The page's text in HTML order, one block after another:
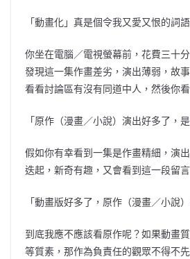
「動畫化」真是個令我又愛又恨的詞語
你坐在電腦／電視螢幕前，花費三十
發現這一集作畫差劣，演出薄弱，故
看看討論區有沒有同道中人，然後你
「原作（漫畫／小說）演出好多了，
假如你有幸看到一集是作畫精細，演
迭起，新奇有趣，又會看到這一段留言
「動畫版好多了，原作（漫畫／小說
到底我應不應該看原作呢？如果動畫
等質素，那作為負責任的觀眾不得不